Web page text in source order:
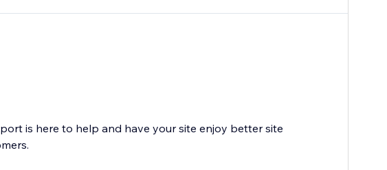
is here to help and have your site enjoy better site